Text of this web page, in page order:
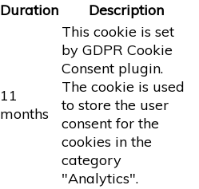
Duration Description
11
months
This cookie is set
by GDPR Cookie
Consent plugin.
The cookie is used
to store the user
consent for the
cookies in the
category
"Analytics".